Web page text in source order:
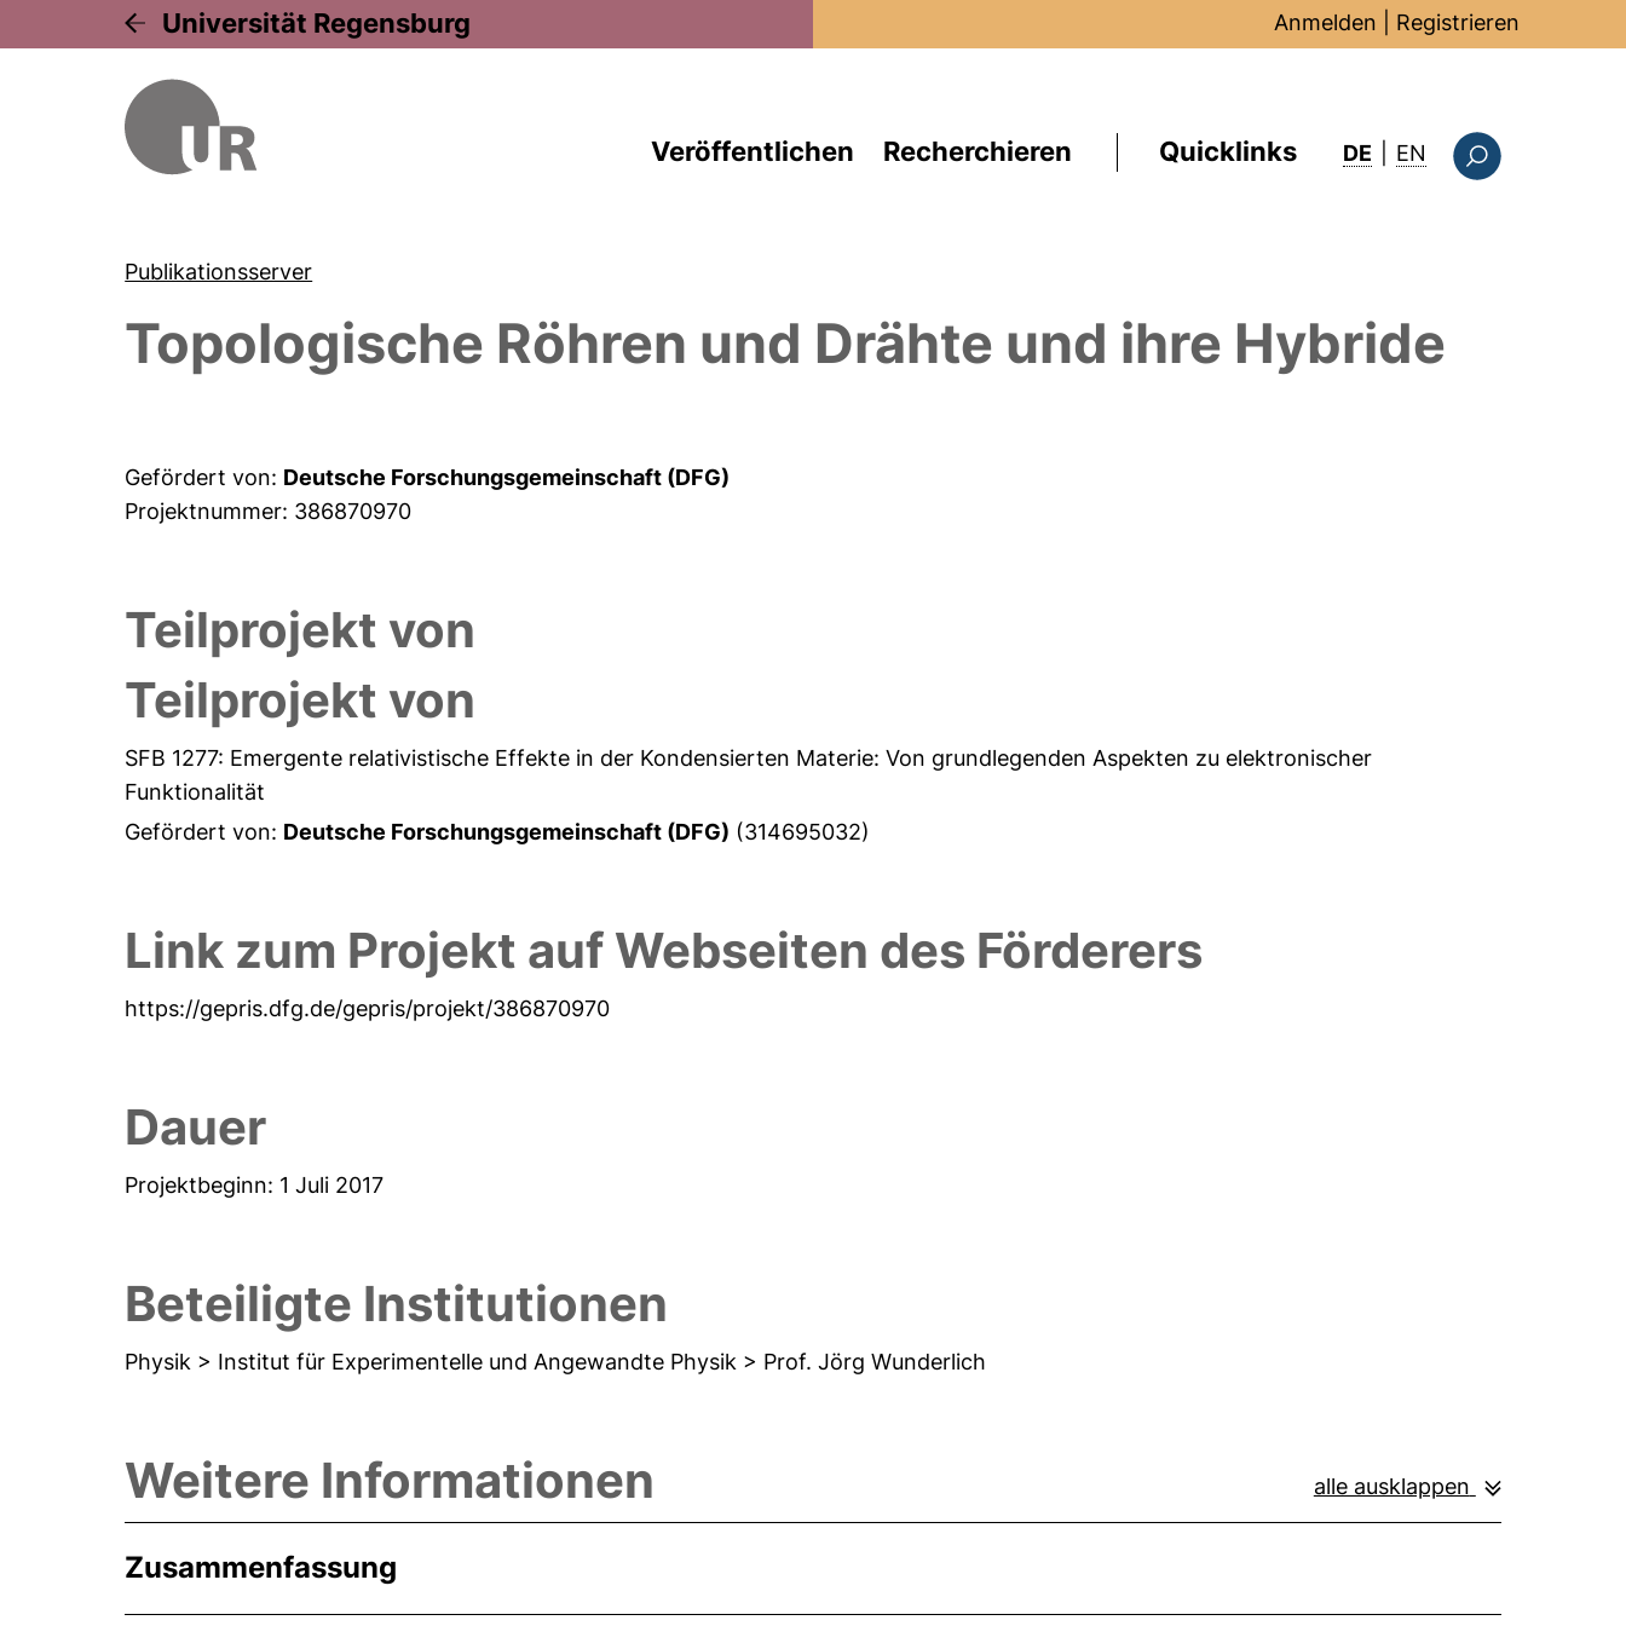
Universität Regensburg Anmelden Registrieren
Veröffentlichen Recherchieren Quicklinks DE EN : this page in
Publikationsserver
Topologische Röhren und Drähte und ihre Hybride
Gefördert von: Deutsche Forschungsgemeinschaft (DFG)
Projektnummer: 386870970
Teilprojekt von
Teilprojekt von
SFB 1277: Emergente relativistische Effekte in der Kondensierten Materie: Von grundlegenden Aspekten zu elektronischer
Funktionalität
Gefördert von: Deutsche Forschungsgemeinschaft (DFG) (314695032)
Link zum Projekt auf Webseiten des Förderers
https://gepris.dfg.de/gepris/projekt/386870970
Dauer
Projektbeginn: 1 Juli 2017
Beteiligte Institutionen
Physik > Institut für Experimentelle und Angewandte Physik > Prof. Jörg Wunderlich
Weitere Informationen alle ausklappen
Zusammenfassung